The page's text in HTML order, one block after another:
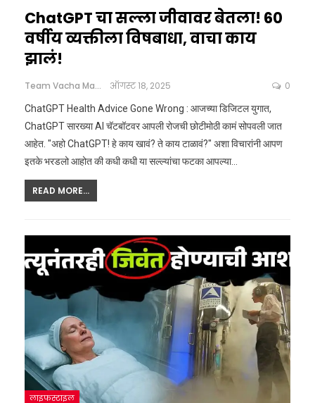
ChatGPT चा सल्ला जीवावर बेतला! 60
वर्षीय व्यक्तीला विषबाधा, वाचा काय
झालं!
Team Vacha Marathi ऑगस्ट 18, 2025 0
ChatGPT Health Advice Gone Wrong : आजच्या डिजिटल युगात,
ChatGPT सारख्या AI चॅटबॉटवर आपली रोजची छोटीमोठी कामं सोपवली जात
आहेत. "अहो ChatGPT! हे काय खावं? ते काय टाळावं?" अशा विचारांनी आपण
इतके भरडलो आहोत की कधी कधी या सल्ल्यांचा फटका आपल्या…
READ MORE...
लाइफस्टाइल